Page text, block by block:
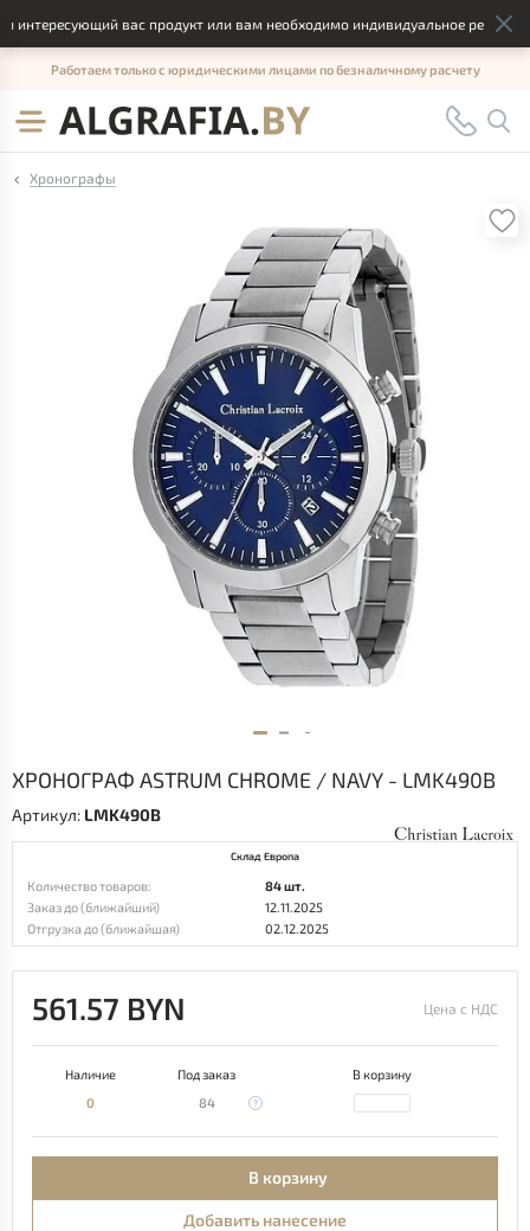
вас продукт или вам необходимо индивидуальное решение,
Работаем только с юридическими лицами по безналичному расчету
Хронографы
ХРОНОГРАФ ASTRUM CHROME / NAVY - LMK490B
Артикул: LMK490B
Склад Европа
Количество товаров:
84 шт.
Заказ до (ближайший)
12.11.2025
Отгрузка до (ближайшая)
02.12.2025
561.57 BYN Цена с НДС
Наличие Под заказ
В корзину
0
84
В корзину
Добавить нанесение